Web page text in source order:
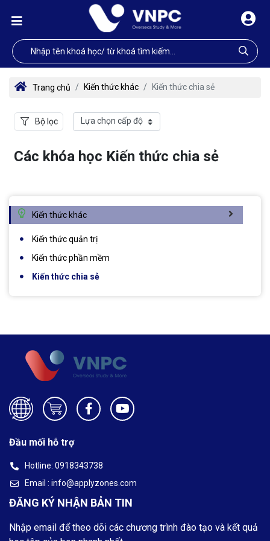
Kiến thức khác
Kiến thức quản trị
Kiến thức phần mềm
Kiến thức chia sẻ
Trang chủ Kiến thức khác Kiến thức chia sẻ
Bộ lọc
Các khóa học Kiến thức chia sẻ
Đầu mối hỗ trợ
Hotline: 0918343738
Email : info@applyzones.com
ĐĂNG KÝ NHẬN BẢN TIN
Nhập email để theo dõi các chương trình đào tạo và kết quả